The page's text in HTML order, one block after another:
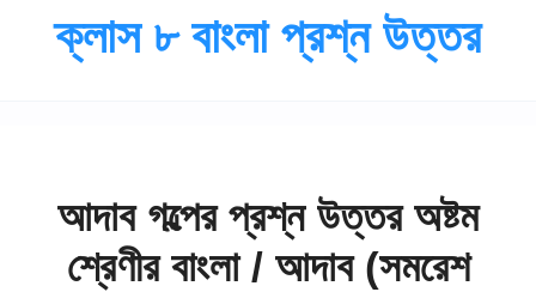
ক্লাস ৮ বাংলা প্রশ্ন উত্তর
আদাব গল্পের প্রশ্ন উত্তর অষ্টম
শ্রেণীর বাংলা / আদাব (সমরেশ